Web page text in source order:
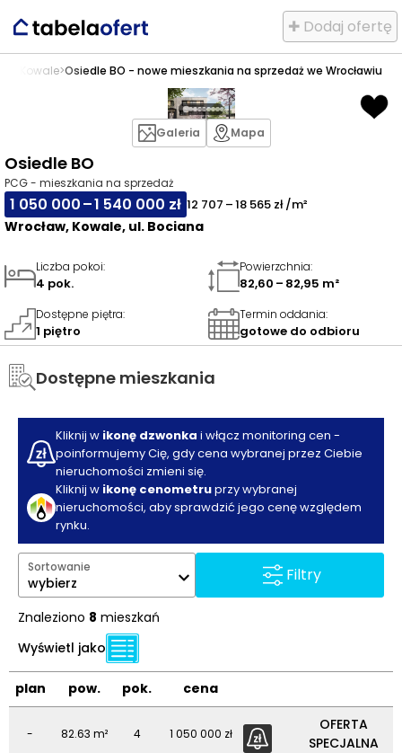
✚ Dodaj ofertę
Kowale>Osiedle BO - nowe mieszkania na sprzedaż we Wrocławiu
Osiedle BO
PCG - mieszkania na sprzedaż
1 050 000 – 1 540 000 zł 12 707 – 18 565 zł /m²
Wrocław, Kowale, ul. Bociana
Galeria Mapa
Liczba pokoi:
4 pok.
Powierzchnia:
82,60 – 82,95 m²
Dostępne piętra:
1 piętro
Termin oddania:
gotowe do odbioru
Dostępne mieszkania
Kliknij w ikonę dzwonka i włącz monitoring cen -
poinformujemy Cię, gdy cena wybranej przez Ciebie
nieruchomości zmieni się.
Kliknij w ikonę cenometruprzy wybranej
nieruchomości, aby sprawdzić jego cenę względem
rynku.
Filtry
Sortowanie
wybierz
Znaleziono 8 mieszkań
Wyświetl jako
plan pow. pok. cena
- 82.63 m² 4 1 050 000 zł
OFERTA
SPECJALNA